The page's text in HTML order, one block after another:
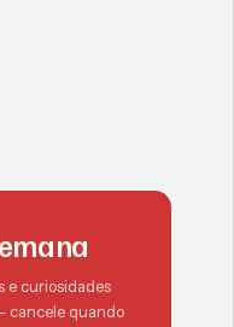
e curiosidades
cancele quando